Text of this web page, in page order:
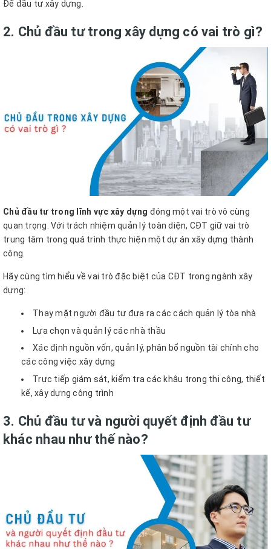
Để đầu tư xây dựng.
2. Chủ đầu tư trong xây dựng có vai trò gì?
Chủ đầu tư trong lĩnh vực xây dựng đóng một vai trò vô cùng
quan trọng. Với trách nhiệm quản lý toàn diện, CĐT giữ vai trò
trung tâm trong quá trình thực hiện một dự án xây dựng thành
công.
Hãy cùng tìm hiểu về vai trò đặc biệt của CĐT trong ngành xây
dựng:
Thay mặt người đầu tư đưa ra các cách quản lý tòa nhà
Lựa chọn và quản lý các nhà thầu
Xác định nguồn vốn, quản lý, phân bổ nguồn tài chính cho
các công việc xây dựng
Trực tiếp giám sát, kiểm tra các khâu trong thi công, thiết
kế, xây dựng công trình
3. Chủ đầu tư và người quyết định đầu tư
khác nhau như thế nào?